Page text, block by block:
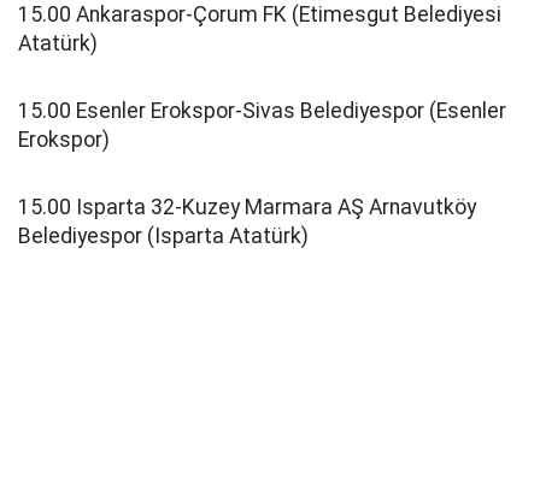
15.00 Ankaraspor-Çorum FK (Etimesgut Belediyesi
Atatürk)
15.00 Esenler Erokspor-Sivas Belediyespor (Esenler
Erokspor)
15.00 Isparta 32-Kuzey Marmara AŞ Arnavutköy
Belediyespor (Isparta Atatürk)